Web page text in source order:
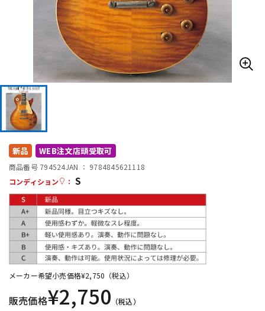
アンプ エフェクター
DJ機器 DTM
配信/ライブ機器
中古 ヴィンテージ
新品 WEB注文店頭受取可
商品番号 794524JAN ： 9784845621118
コンディション
： S
メーカー希望小売価格¥2,750 （税込）
販売価格¥2,750 （税込）